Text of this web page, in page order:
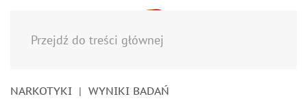
Przejdź do treści głównej
NARKOTYKI WYNIKI BADAŃ